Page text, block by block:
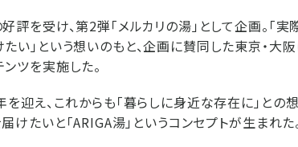
評を受け、第2弾「メルカリの湯」として企画。「
い」という想いのもと、企画に賛同した東京・
ツを実施した。
迎え、これからも「暮らしに身近な存在に」との
けたいと「ARIGA湯」というコンセプトが生まれた